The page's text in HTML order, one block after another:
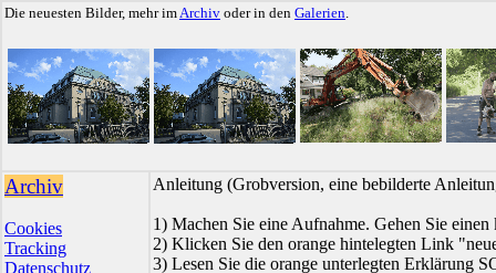
Die neuesten Bilder, mehr imArchiv oder in den Galerien.
Archiv
Cookies
Tracking
Datenschutz
Anleitung (Grobversion, eine bebilderte
1) Machen Sie eine Aufnahme. Gehen Sie
2) Klicken Sie den orange hintelegten Link
3) Lesen Sie die orange unterlegten Erklärung